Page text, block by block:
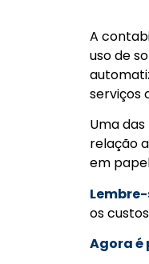
A
uso de
serviços
Uma
relação
em
os
Agora